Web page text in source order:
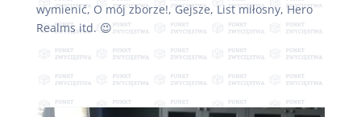
wymienić, O mój zborze!, Gejsze, List miłosny, Hero
Realms itd. 😉